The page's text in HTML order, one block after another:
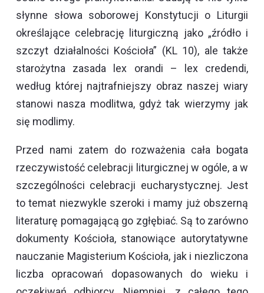
słynne słowa soborowej Konstytucji o Liturgii
określające celebrację liturgiczną jako „źródło i
szczyt działalności Kościoła” (KL 10), ale także
starożytna zasada lex orandi – lex credendi,
według której najtrafniejszy obraz naszej wiary
stanowi nasza modlitwa, gdyż tak wierzymy jak
się modlimy.
Przed nami zatem do rozważenia cała bogata
rzeczywistość celebracji liturgicznej w ogóle, a w
szczególności celebracji eucharystycznej. Jest
to temat niezwykle szeroki i mamy już obszerną
literaturę pomagającą go zgłębiać. Są to zarówno
dokumenty Kościoła, stanowiące autorytatywne
nauczanie Magisterium Kościoła, jak i niezliczona
liczba opracowań dopasowanych do wieku i